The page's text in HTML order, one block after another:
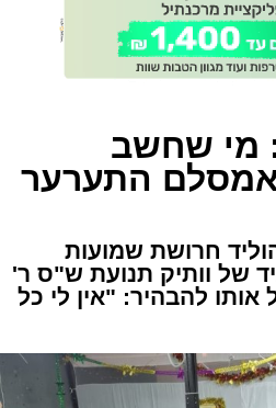
מי שחשב
התערער
חרושת שמועות
של וותיק תנועת ש"ס ר'
אותו להבהיר: "אין לי כל